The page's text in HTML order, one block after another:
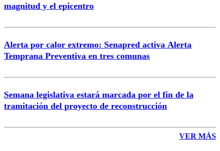
magnitud y el epicentro
Alerta por calor extremo: Senapred activa Alerta
Temprana Preventiva en tres comunas
Semana legislativa estará marcada por el fin de la
tramitación del proyecto de reconstrucción
VER MÁS